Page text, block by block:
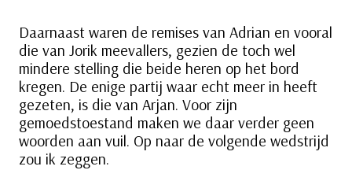
Daarnaast waren de remises van Adrian en vooral
die van Jorik meevallers, gezien de toch wel
mindere stelling die beide heren op het bord
kregen. De enige partij waar echt meer in heeft
gezeten, is die van Arjan. Voor zijn
gemoedstoestand maken we daar verder geen
woorden aan vuil. Op naar de volgende wedstrijd
zou ik zeggen.